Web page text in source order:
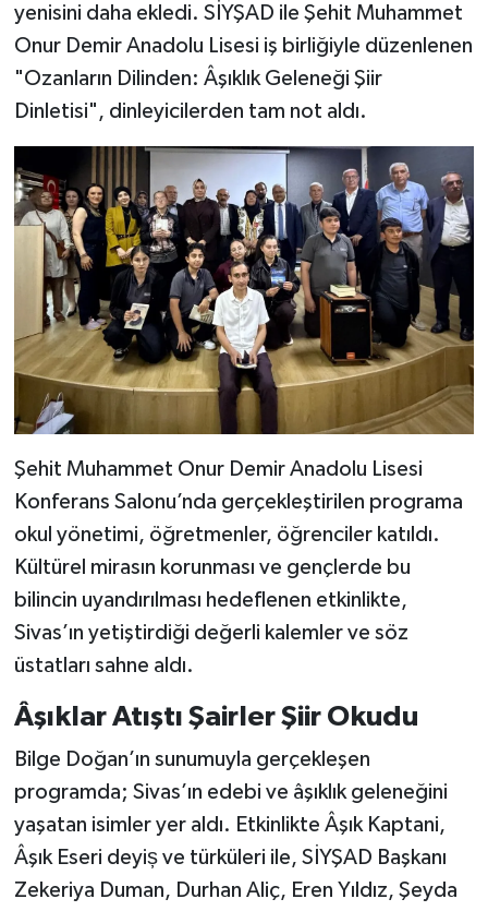
yenisini daha ekledi. SİYŞAD ile Şehit Muhammet
Onur Demir Anadolu Lisesi iş birliğiyle düzenlenen
"Ozanların Dilinden: Âşıklık Geleneği Şiir
Dinletisi", dinleyicilerden tam not aldı.
​Şehit Muhammet Onur Demir Anadolu Lisesi
Konferans Salonu’nda gerçekleştirilen programa
okul yönetimi, öğretmenler, öğrenciler katıldı.
Kültürel mirasın korunması ve gençlerde bu
bilincin uyandırılması hedeflenen etkinlikte,
Sivas’ın yetiştirdiği değerli kalemler ve söz
üstatları sahne aldı.
​Âşıklar Atıştı Şairler Şiir Okudu
​Bilge Doğan’ın sunumuyla gerçekleşen
programda; Sivas’ın edebi ve âşıklık geleneğini
yaşatan isimler yer aldı. Etkinlikte Âşık Kaptani,
Âşık Eseri deyiș ve türküleri ile, SİYŞAD Başkanı
Zekeriya Duman, Durhan Aliç, Eren Yıldız, Şeyda